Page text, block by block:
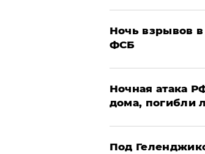
​Ночь взрывов
ФСБ
​Ночная атака
дома, погибли
Под